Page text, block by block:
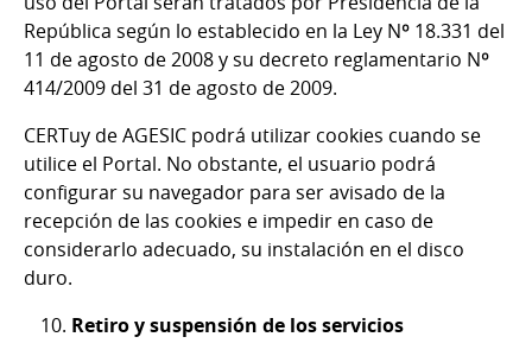
República según lo establecido en la Ley Nº 18.331 del
11 de agosto de 2008 y su decreto reglamentario Nº
414/2009 del 31 de agosto de 2009.
CERTuy de AGESIC podrá utilizar cookies cuando se
utilice el Portal. No obstante, el usuario podrá
configurar su navegador para ser avisado de la
recepción de las cookies e impedir en caso de
considerarlo adecuado, su instalación en el disco
duro.
Retiro y suspensión de los servicios